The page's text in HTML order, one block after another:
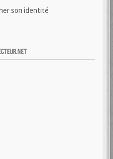
son identité